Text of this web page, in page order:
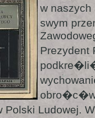
w
swym
Prezydent
obro�c�w
Ludowej.